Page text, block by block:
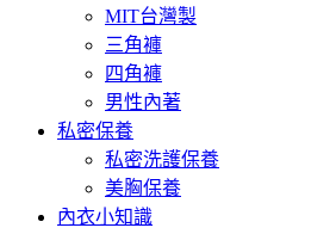
MIT台灣製
三角褲
四角褲
男性內著
私密保養
私密洗護保養
美胸保養
內衣小知識